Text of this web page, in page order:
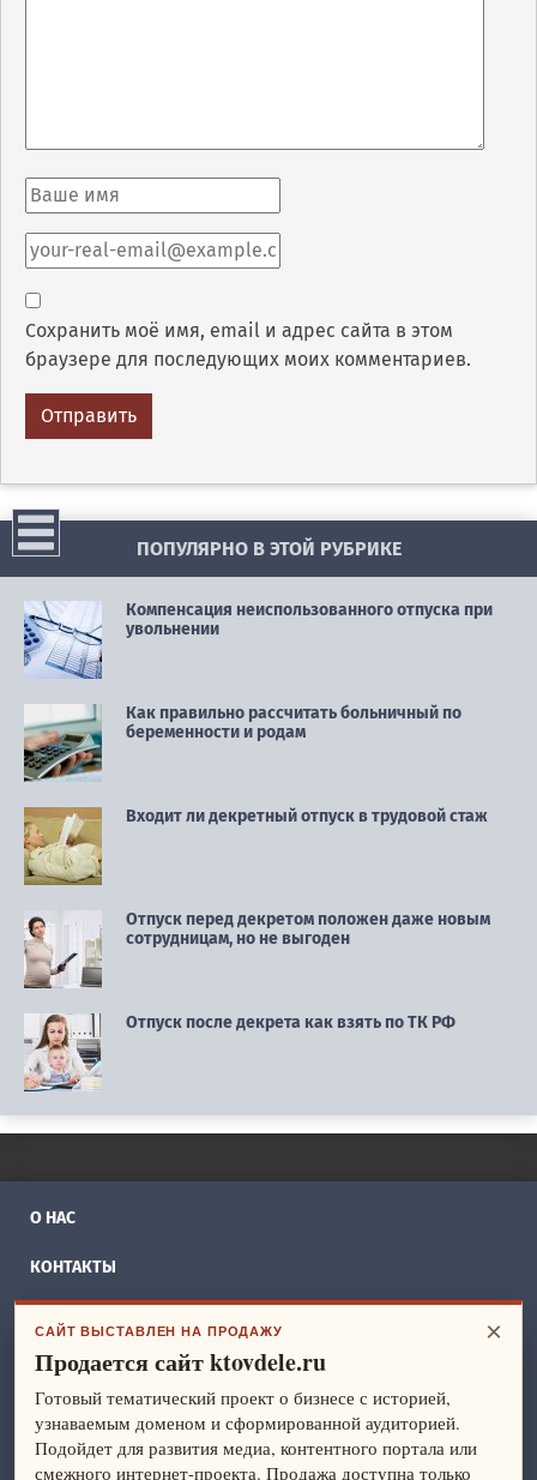
Сохранить моё имя, email и адрес сайта в этом
браузере для последующих моих комментариев.
ПОПУЛЯРНО В ЭТОЙ РУБРИКЕ
Компенсация неиспользованного отпуска при
увольнении
Как правильно рассчитать больничный по
беременности и родам
Входит ли декретный отпуск в трудовой стаж
Отпуск перед декретом положен даже новым
сотрудницам, но не выгоден
Отпуск после декрета как взять по ТК РФ
О НАС
КОНТАКТЫ
БИЗНЕС ИДЕИ
ФРАНШИЗЫ
×
САЙТ ВЫСТАВЛЕН НА ПРОДАЖУ
Продается сайт ktovdele.ru
Готовый тематический проект о бизнесе с историей,
узнаваемым доменом и сформированной аудиторией.
Подойдет для развития медиа, контентного портала или
смежного интернет-проекта. Продажа доступна только